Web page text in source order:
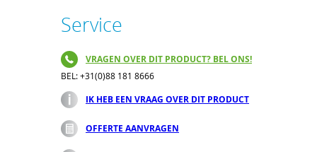
Service
VRAGEN OVER DIT PRODUCT? BEL ONS!
BEL: +31(0)88 181 8666
IK HEB EEN VRAAG OVER DIT PRODUCT
OFFERTE AANVRAGEN